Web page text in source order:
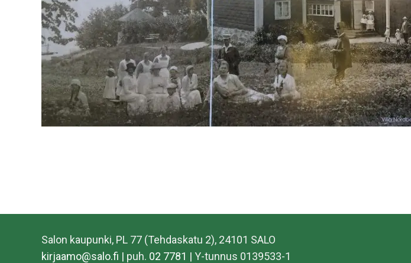
Salon kaupunki, PL 77 (Tehdaskatu 2), 24101 SALO
kirjaamo@salo.fi | puh. 02 7781 | Y-tunnus 0139533-1